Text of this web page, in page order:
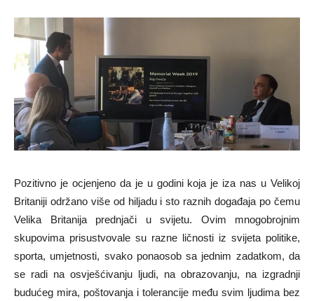
Pozitivno je ocjenjeno da je u godini koja je iza nas u Velikoj
Britaniji održano više od hiljadu i sto raznih događaja po čemu
Velika Britanija prednjači u svijetu. Ovim mnogobrojnim
skupovima prisustvovale su razne ličnosti iz svijeta politike,
sporta, umjetnosti, svako ponaosob sa jednim zadatkom, da
se radi na osvješćivanju ljudi, na obrazovanju, na izgradnji
budućeg mira, poštovanja i tolerancije među svim ljudima bez